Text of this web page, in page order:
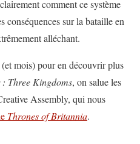
comment ce système
conséquences sur la bataille en
alléchant.
mois) pour en découvrir plus
: Three Kingdoms, on salue les
Assembly, qui nous
Thrones of Britannia.